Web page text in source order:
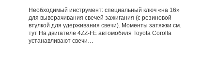
Необходимый инструмент: специальный ключ «на 16»
для выворачивания свечей зажигания (с резиновой
втулкой для удерживания свечи). Моменты затяжки см.
тут На двигателе 4ZZ-FE автомобиля Toyota Corolla
устанавливают свечи…